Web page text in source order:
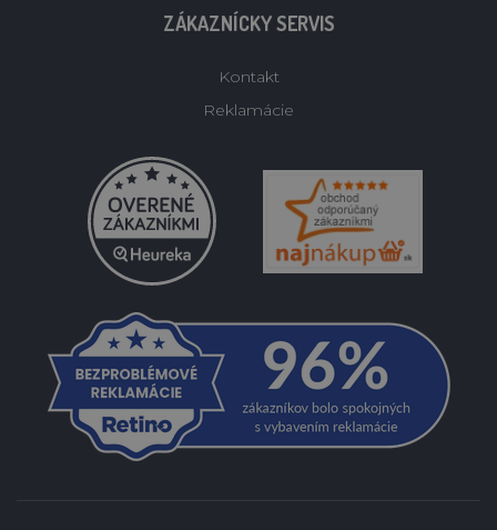
ZÁKAZNÍCKY SERVIS
Kontakt
Reklamácie